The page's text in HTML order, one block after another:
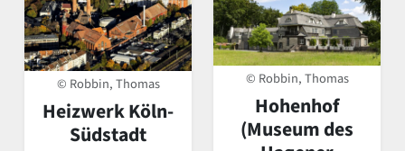
© Robbin, Thomas
Heizwerk Köln-
Südstadt
© Robbin, Thomas
Hohenhof
(Museum des